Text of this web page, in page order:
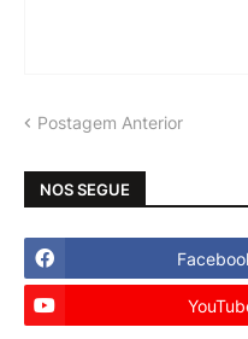
Postagem Anterior
NOS SEGUE